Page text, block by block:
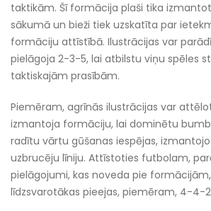
taktikām. Šī formācija plaši tika
sākumā un bieži tiek uzskatīta par
formāciju attīstībā. Ilustrācijas var
pielāgoja 2-3-5, lai atbilstu viņu spēles
taktiskajām prasībām.
Piemēram, agrīnās ilustrācijas var
izmantoja formāciju, lai dominētu
radītu vārtu gūšanas iespējas,
uzbrucēju līniju. Attīstoties futbolam,
pielāgojumi, kas noveda pie
līdzsvarotākas pieejas, piemēram, 4-4-